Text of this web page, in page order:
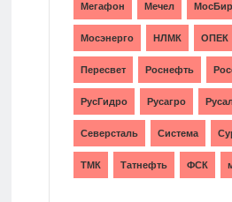
Мегафон Мечел
Мосэнерго НЛМК ОПЕК
Пересвет Роснефть
РусГидро Русагро
Северсталь Система
ТМК Татнефть ФСК